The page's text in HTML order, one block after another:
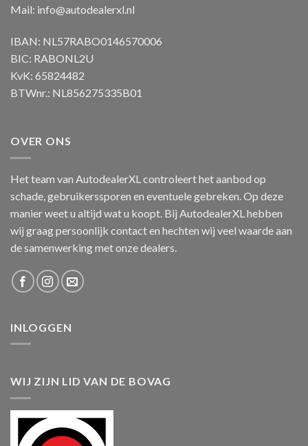
Mail: info@autodealerxl.nl
IBAN: NL57RABO0146570006
BIC: RABONL2U
KvK: 65824482
BTWnr.: NL856275335B01
OVER ONS
Het team van AutodealerXL controleert het aanbod op
schade, gebruikerssporen en eventuele gebreken. Op deze
manier weet u altijd wat u koopt. Bij AutodealerXL hebben
wij graag persoonlijk contact en hechten wij veel waarde aan
de samenwerking met onze dealers.
INLOGGEN
WIJ ZIJN LID VAN DE BOVAG